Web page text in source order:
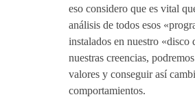
eso considero que es vital
análisis de todos esos
instalados en nuestro «disco
nuestras creencias,
valores y conseguir así
comportamientos.